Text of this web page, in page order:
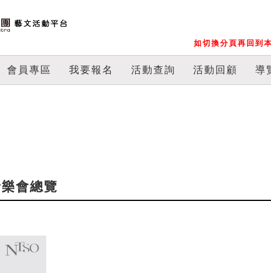
如切換分頁再回到
會員專區 我要報名 活動查詢 活動回顧 導
會總覽